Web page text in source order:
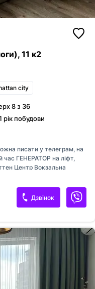
11 к2
city
8 з 36
рік побудови
писати у телеграм, на
час ГЕНЕРАТОР на ліфт,
Центр Вокзальна
перший місяць оренди
50% від суми оренди. Є
Дзвінок
Мб на одне фото, формат: jpeg/
Надіслати
агентства їх закріпити.
АН наRIELTOR.UA, та
акаунти до акаунту АН, щоб:
ваших рієлторів,
баланс вашим рієлторам,
рієлторів були брендовані